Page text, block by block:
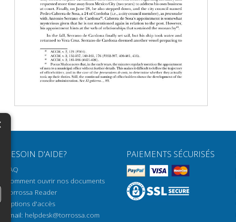
BESOIN D'AIDE?
FAQ
Comment ouvrir nos documents
Torrossa Reader
Options d'accès
Email: helpdesk@torrossa.com
PAIEMENTS SÉCURISÉS